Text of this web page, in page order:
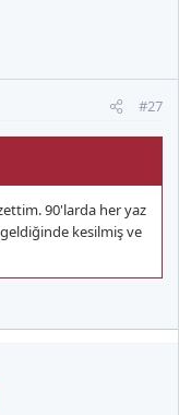
#27
90'larda her yaz
kesilmiş ve